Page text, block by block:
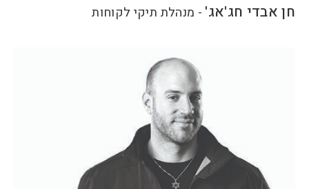
חן אבדי חג'אג' - מנהלת תיקי לקוחות